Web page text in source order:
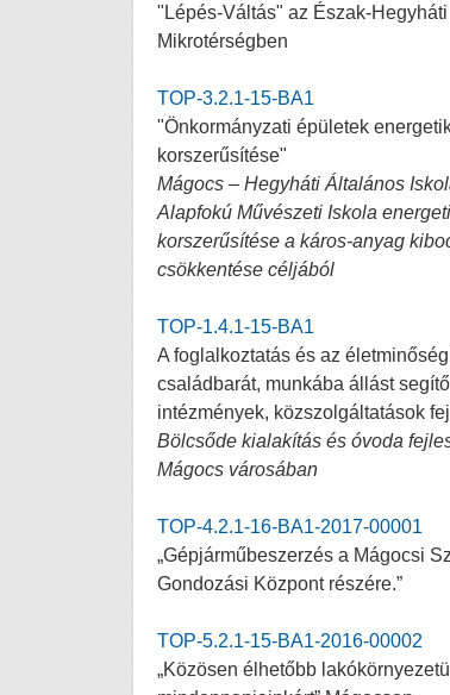
"Lépés-Váltás" az Észak-Hegyháti
Mikrotérségben
TOP-3.2.1-15-BA1
"Önkormányzati épületek
korszerűsítése"
Mágocs – Hegyháti Általános
Alapfokú Művészeti Iskola
korszerűsítése a káros-anyag
csökkentése céljából
TOP-1.4.1-15-BA1
A foglalkoztatás és az
családbarát, munkába állást segítő
intézmények, közszolgáltatások
Bölcsőde kialakítás és óvoda
Mágocs városában
TOP-4.2.1-16-BA1-2017-00001
„Gépjárműbeszerzés a Mágocsi
Gondozási Központ részére.”
TOP-5.2.1-15-BA1-2016-00002
„Közösen élhetőbb